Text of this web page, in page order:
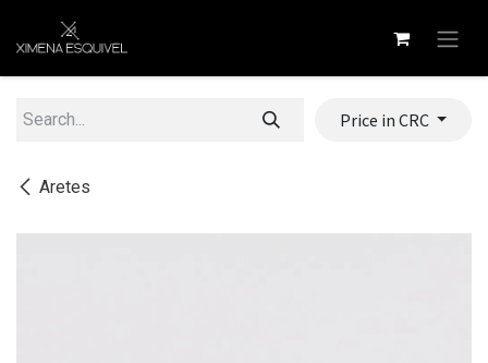
Aretes
Price in CRC